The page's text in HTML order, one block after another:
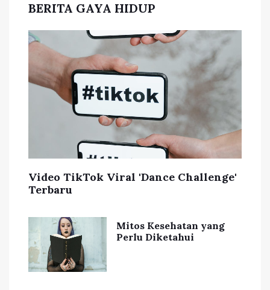
BERITA GAYA HIDUP
Video TikTok Viral 'Dance Challenge'
Terbaru
Mitos Kesehatan yang
Perlu Diketahui